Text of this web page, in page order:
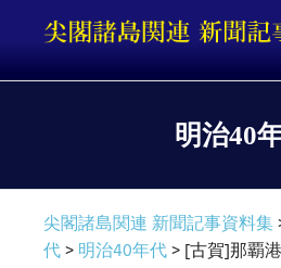
テ
明治40
尖閣諸島関連 新聞記事資料集
代>明治40年代>[古賀]那覇